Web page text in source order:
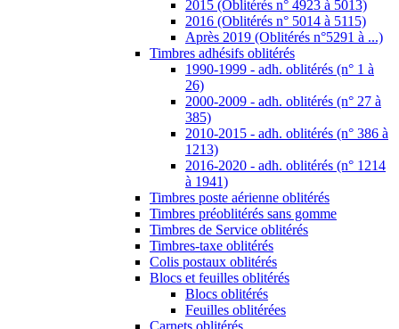
2015 (Oblitérés n° 4923 à 5013)
2016 (Oblitérés n° 5014 à 5115)
Après 2019 (Oblitérés n°5291 à ...)
Timbres adhésifs oblitérés
1990-1999 - adh. oblitérés (n° 1 à
26)
2000-2009 - adh. oblitérés (n° 27 à
385)
2010-2015 - adh. oblitérés (n° 386 à
1213)
2016-2020 - adh. oblitérés (n° 1214
à 1941)
Timbres poste aérienne oblitérés
Timbres préoblitérés sans gomme
Timbres de Service oblitérés
Timbres-taxe oblitérés
Colis postaux oblitérés
Blocs et feuilles oblitérés
Blocs oblitérés
Feuilles oblitérées